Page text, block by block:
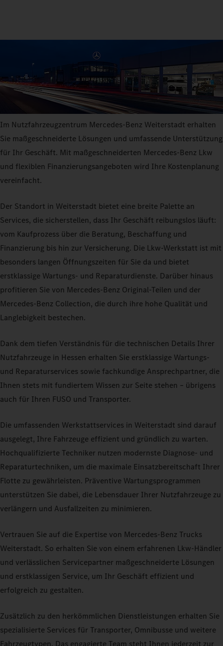
Im Nutzfahrzeugzentrum Mercedes-Benz Weiterstadt erhalten
Sie maßgeschneiderte Lösungen und umfassende Unterstützung
für Ihr Geschäft. Mit maßgeschneiderten Mercedes-Benz Lkw
und flexiblen Finanzierungsangeboten wird Ihre Kostenplanung
vereinfacht.
Der Standort in Weiterstadt bietet eine breite Palette an
Services, die sicherstellen, dass Ihr Geschäft reibungslos läuft:
vom Kaufprozess über die Beratung, Beschaffung und
Finanzierung bis hin zur Versicherung. Die Lkw-Werkstatt ist mit
besonders langen Öffnungszeiten für Sie da und bietet
erstklassige Wartungs- und Reparaturdienste. Darüber hinaus
profitieren Sie von Mercedes-Benz Original-Teilen und der
Mercedes-Benz Collection, die durch ihre hohe Qualität und
Langlebigkeit bestechen.
Dank dem tiefen Verständnis für die technischen Details Ihrer
Nutzfahrzeuge in Hessen erhalten Sie erstklassige Wartungs-
und Reparaturservices sowie fachkundige Ansprechpartner, die
Ihnen stets mit fundiertem Wissen zur Seite stehen – übrigens
auch für Ihren FUSO und Transporter.
Die umfassenden Werkstattservices in Weiterstadt sind darauf
ausgelegt, Ihre Fahrzeuge effizient und gründlich zu warten.
Hochqualifizierte Techniker nutzen modernste Diagnose- und
Reparaturtechniken, um die maximale Einsatzbereitschaft Ihrer
Flotte zu gewährleisten. Präventive Wartungsprogrammen
unterstützen Sie dabei, die Lebensdauer Ihrer Nutzfahrzeuge zu
verlängern und Ausfallzeiten zu minimieren.
Vertrauen Sie auf die Expertise von Mercedes-Benz Trucks
Weiterstadt. So erhalten Sie von einem erfahrenen Lkw-Händler
und verlässlichen Servicepartner maßgeschneiderte Lösungen
und erstklassigen Service, um Ihr Geschäft effizient und
erfolgreich zu gestalten.
Zusätzlich zu den herkömmlichen Dienstleistungen erhalten Sie
spezialisierte Services für Transporter, Omnibusse und weitere
Fahrzeugtypen. Das engagierte Team steht Ihnen jederzeit zur